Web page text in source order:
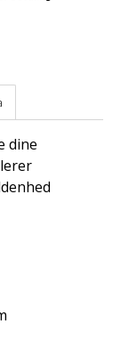
dine